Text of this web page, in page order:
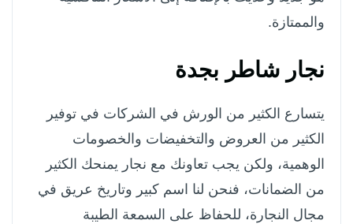
والممتازة.
نجار شاطر بجدة
يتسارع الكثير من الورش في الشركات في توفير
الكثير من العروض والتخفيضات والخصومات
الوهمية، ولكن يجب تعاونك مع نجار يمنحك الكثير
من الضمانات، فنحن لنا اسم كبير وتاريخ عريق في
مجال النجارة، للحفاظ على السمعة الطيبة